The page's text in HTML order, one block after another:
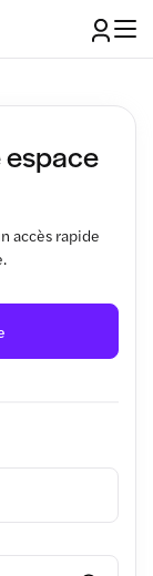
espace
accès rapide